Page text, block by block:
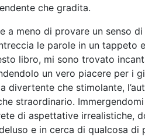
che gradita.
a meno di provare un senso
le parole in un tappeto
libro, mi sono trovato
un vero piacere per i
divertente che stimolante,
straordinario.
di aspettative irrealistiche,
e in cerca di qualcosa di